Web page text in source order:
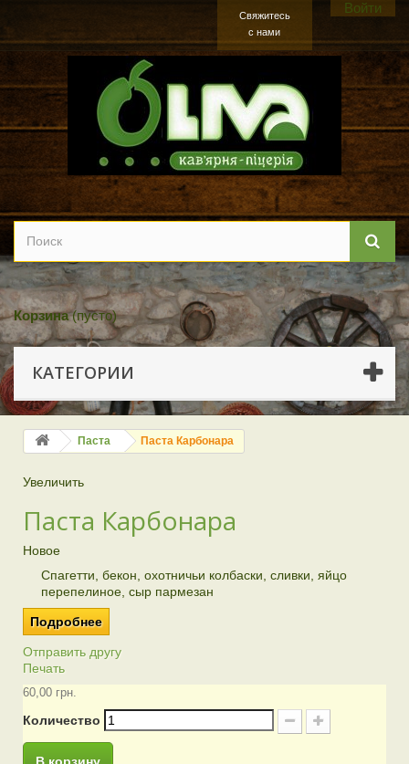
Войти
Свяжитесь
с нами
Корзина (пусто)
КАТЕГОРИИ
Паста Паста Карбонара
Увеличить
Паста Карбонара
Новое
Спагетти, бекон, охотничьи колбаски, сливки, яйцо
перепелиное, сыр пармезан
Подробнее
Отправить другу
Печать
60,00 грн.
Количество